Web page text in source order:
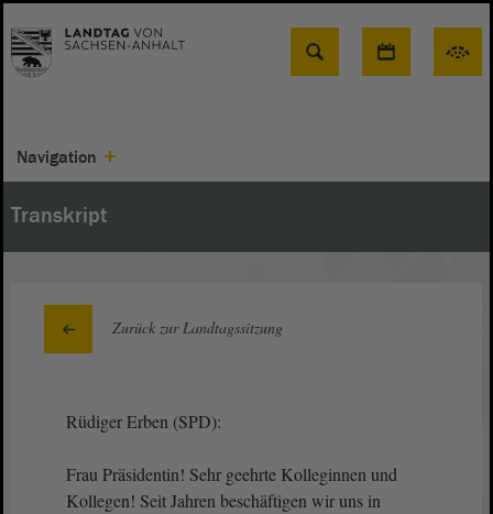
Suche
Navigation
Transkript
Zurück zur Landtagssitzung
Rüdiger Erben (SPD):
Frau Präsidentin! Sehr geehrte Kolleginnen und
Kollegen! Seit Jahren beschäftigen wir uns in